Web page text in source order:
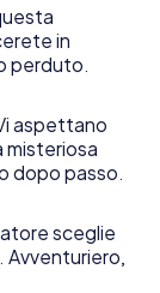
in
perduto.
aspettano
misteriosa
dopo passo.
sceglie
Avventuriero,